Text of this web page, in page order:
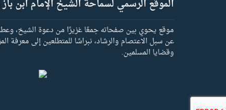
الموقع الرسمي لسماحة الشيخ الإمام ابن باز
موقع يحوي بين صفحاته جمعًا غزيرًا من دعوة الشيخ،
عن سبل الاعتصام والرشاد، نبراسًا للمتطلعين إلى معرفة
وقضايا المسلمين.